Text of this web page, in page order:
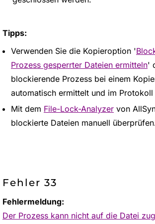
Tipps:
Verwenden Sie die Kopieroption '
Prozess gesperrter Dateien ermitteln'
blockierende Prozess bei einem
automatisch ermittelt und im
Mit dem File-Lock-Analyzer von
blockierte Dateien manuell
Fehler 33
Fehlermeldung:
Der Prozess kann nicht auf die Datei